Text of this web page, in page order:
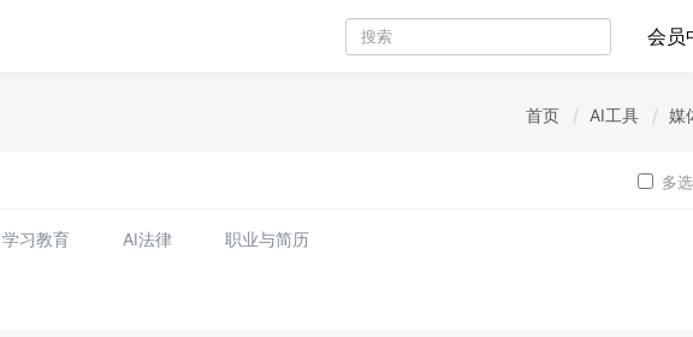
会员
首页 AI工具 媒
多
学习教育 AI法律 职业与简历